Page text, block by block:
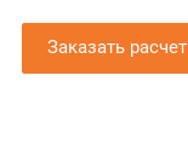
Заказать расчет